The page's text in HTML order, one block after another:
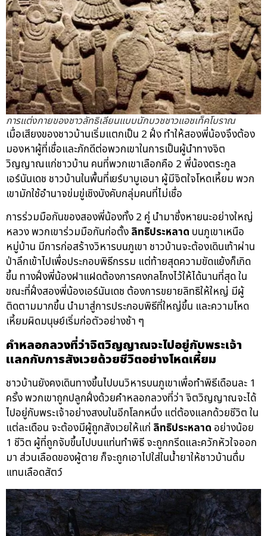
การแต่งกายของชาวลัทธิเลียนแบบนักบวชชาวแอชเท็คโบราณ
เมื่อเสียงของชาวบ้านเริ่มแตกเป็น 2 ฝั่ง ทำให้สองพี่น้องจึงต้อง
มองหาผู้ที่เชื่อและภักดีต่อพวกเขาในการเป็นผู้นำทางจิต
วิญญาณแก่ชาวบ้าน คนที่พวกเขาเลือกคือ 2 พี่น้องตระกูล
เอร์นันเดช ชาวบ้านในพื้นที่เยร์บาบูเอนา ผู้มีจิตใจโหดเหี้ยม พวก
เขามักใช้อำนาจข่มขู่เชิงบังคับกลุ่มคนที่ไม่เชื่อ
การร่วมมือกันของสองพี่น้องทั้ง 2 คู่ นำมาซึ่งหายนะอย่างใหญ่
หลวง พวกเขาร่วมมือกันก่อตั้งลิทธิประหลาด บนภูเขาเหนือ
หมู่บ้าน มีการก่อสร้างวิหารบนภูเขา ชาวบ้านจะต้องเดินเท้าผ่าน
ป่าลึกเข้าไปเพื่อประกอบพิธีกรรม แต่ท้ายสุดความขัดแย้งก็เกิด
ขึ้น ทางฝั่งพี่น้องฝาแฝดต้องการคงกลโกงไว้ให้ได้นานที่สุด ใน
ขณะที่ฝั่งสองพี่น้องเอร์นันเดช ต้องการขยายลิทธิให้ใหญ่ มีผู้
ติดตามมากขึ้น นำมาสู่การประกอบพิธีที่ใหญ่ขึ้น และความโหด
เหี้ยมผิดมนุษย์เริ่มก่อตัวอย่างช้า ๆ
คำหลอกลวงที่ว่าจิตวิญญาณจะไปอยู่กับพระเจ้า
แลกกับการสังเวยด้วยชีวิตอย่างโหดเหี้ยม
ชาวบ้านยังคงเดินทางขึ้นไปบนวิหารบนภูเขาเพื่อทำพิธีเดือนละ 1
ครั้ง พวกเขาถูกปลูกฝั่งด้วยคำหลอกลวงที่ว่า จิตวิญญาณจะได้
ไปอยู่กับพระเจ้าอย่างสงบในอีกโลกหนึ่ง แต่ต้องแลกด้วยชีวิต ใน
แต่ละเดือน จะต้องมีผู้ถูกสังเวยให้แก่ ลิทธิประหลาด อย่างน้อย
1 ชีวิต ผู้ที่ถูกจับขึ้นไปบนแท่นทำพิธี จะถูกกรีดและควักหัวใจออก
มา ส่วนเลือดของผู้ตาย ก็จะถูกเอาไปใส่ในน้ำยาให้ชาวบ้านดื่ม
แทนเลือดสัตว์